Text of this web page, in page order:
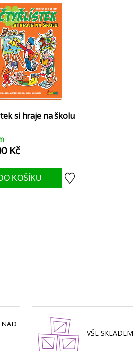
si hraje na školu
Kč
NAD
VŠE SKLADEM